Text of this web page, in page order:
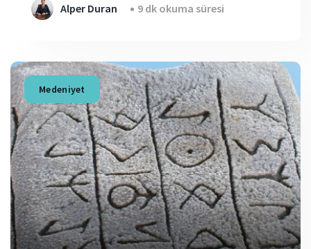
Alper Duran 9 dk okuma süresi
Medeniyet